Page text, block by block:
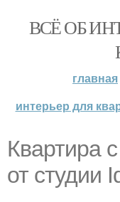
ВСЁ ОБ
главная
интерьер для
Квартира
от студии